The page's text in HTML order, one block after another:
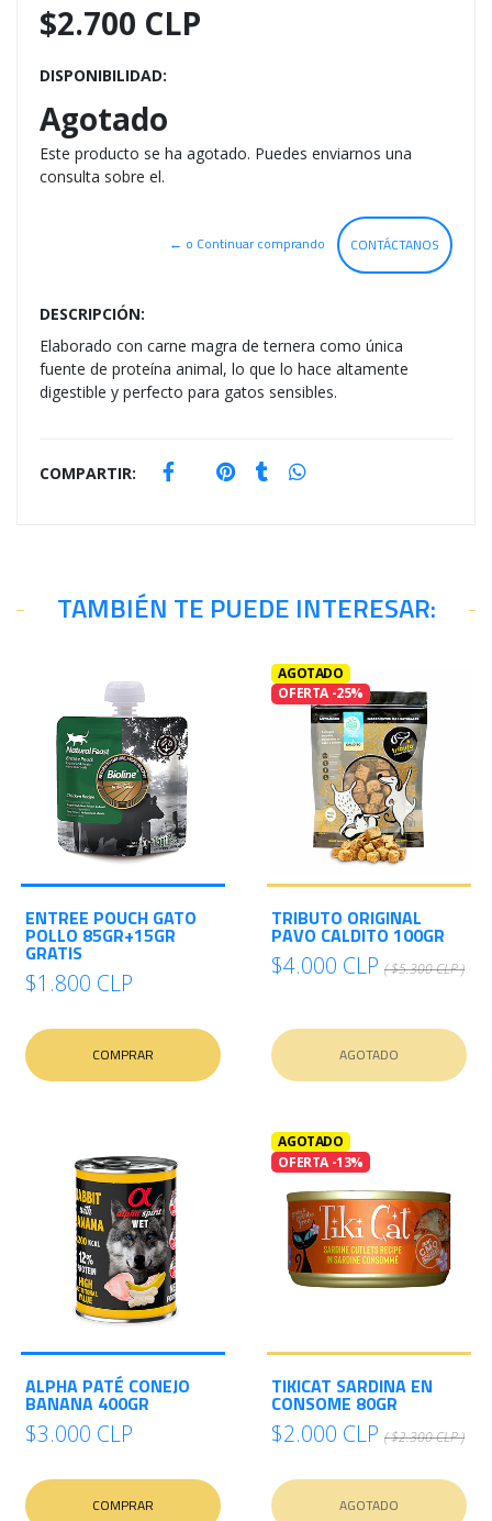
$2.700 CLP
DISPONIBILIDAD:
Agotado
Este producto se ha agotado. Puedes enviarnos una
consulta sobre el.
CONTÁCTANOS
← o Continuar comprando
DESCRIPCIÓN:
Elaborado con carne magra de ternera como única
fuente de proteína animal, lo que lo hace altamente
digestible y perfecto para gatos sensibles.
COMPARTIR:
TAMBIÉN TE PUEDE INTERESAR:
ENTREE POUCH GATO
POLLO 85GR+15GR
GRATIS
$1.800 CLP
COMPRAR
AGOTADO
OFERTA -25%
TRIBUTO ORIGINAL
PAVO CALDITO 100GR
$4.000 CLP ( $5.300 CLP )
AGOTADO
ALPHA PATÉ CONEJO
BANANA 400GR
$3.000 CLP
COMPRAR
AGOTADO
OFERTA -13%
TIKICAT SARDINA EN
CONSOME 80GR
$2.000 CLP ( $2.300 CLP )
AGOTADO